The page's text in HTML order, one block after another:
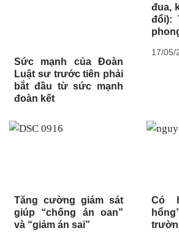
Sức mạnh của Đoàn
Luật sư trước tiên phải
bắt đầu từ sức mạnh
đoàn kết
đua,
đổi):
17/05/
Tăng cường giám sát
giúp “chống án oan”
và “giảm án sai”
Có